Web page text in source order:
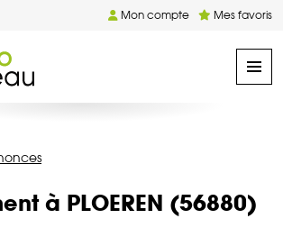
Mon compte Mes favoris
à PLOEREN (56880)